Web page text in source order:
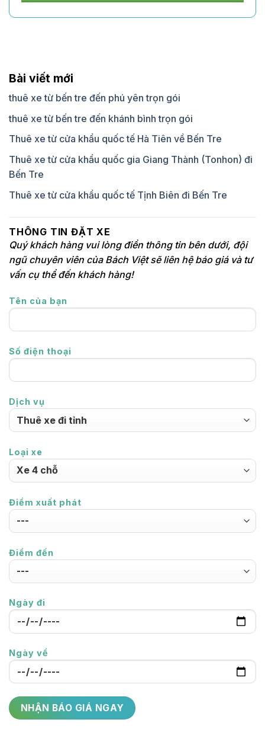
Bài viết mới
thuê xe từ bến tre đến phú yên trọn gói
thuê xe từ bến tre đến khánh bình trọn gói
Thuê xe từ cửa khẩu quốc tế Hà Tiên về Bến Tre
Thuê xe từ cửa khẩu quốc gia Giang Thành (Tonhon) đi
Bến Tre
Thuê xe từ cửa khẩu quốc tế Tịnh Biên đi Bến Tre
THÔNG TIN ĐẶT XE
Quý khách hàng vui lòng điền thông tin bên dưới, đội
ngũ chuyên viên của Bách Việt sẽ liên hệ báo giá và tư
vấn cụ thể đến khách hàng!
Tên của bạn
Số điện thoại
Dịch vụ
Loại xe
Điểm xuất phát
Điểm đến
Ngày đi
Ngày về